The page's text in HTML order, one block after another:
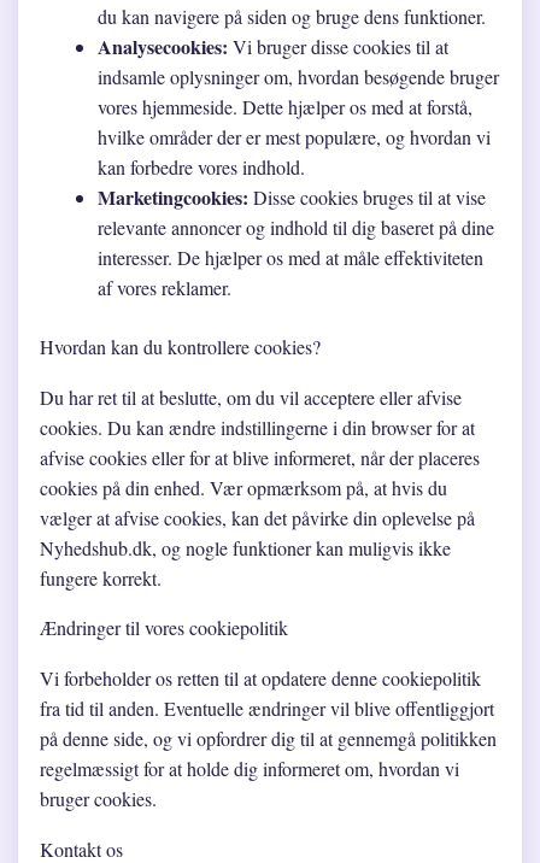
du kan navigere på siden og bruge dens funktioner.
Analysecookies: Vi bruger disse cookies til at
indsamle oplysninger om, hvordan besøgende bruger
vores hjemmeside. Dette hjælper os med at forstå,
hvilke områder der er mest populære, og hvordan vi
kan forbedre vores indhold.
Marketingcookies: Disse cookies bruges til at vise
relevante annoncer og indhold til dig baseret på dine
interesser. De hjælper os med at måle effektiviteten
af vores reklamer.
Hvordan kan du kontrollere cookies?
Du har ret til at beslutte, om du vil acceptere eller afvise
cookies. Du kan ændre indstillingerne i din browser for at
afvise cookies eller for at blive informeret, når der placeres
cookies på din enhed. Vær opmærksom på, at hvis du
vælger at afvise cookies, kan det påvirke din oplevelse på
Nyhedshub.dk, og nogle funktioner kan muligvis ikke
fungere korrekt.
Ændringer til vores cookiepolitik
Vi forbeholder os retten til at opdatere denne cookiepolitik
fra tid til anden. Eventuelle ændringer vil blive offentliggjort
på denne side, og vi opfordrer dig til at gennemgå politikken
regelmæssigt for at holde dig informeret om, hvordan vi
bruger cookies.
Kontakt os